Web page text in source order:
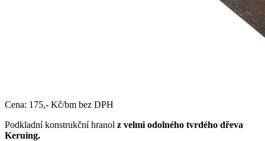
Cena: 175,- Kč/bm bez DPH
Podkladní konstrukční hranol z velmi odolného tvrdého dřeva
Keruing.